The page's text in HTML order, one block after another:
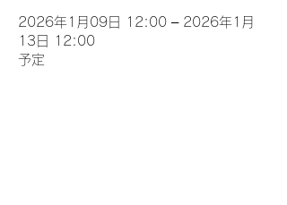
2026年1月09日 12:00 – 2026年1月
13日 12:00
予定